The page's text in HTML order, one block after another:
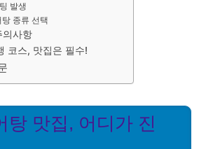
발생
탕 종류 선택
의사항
코스, 맛집은 필수!
탕 맛집, 어디가 진